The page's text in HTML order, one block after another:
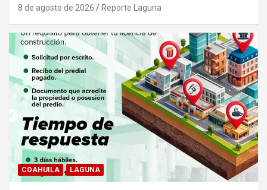
8 de agosto de 2026 Reporte Laguna
COAHUILA LAGUNA